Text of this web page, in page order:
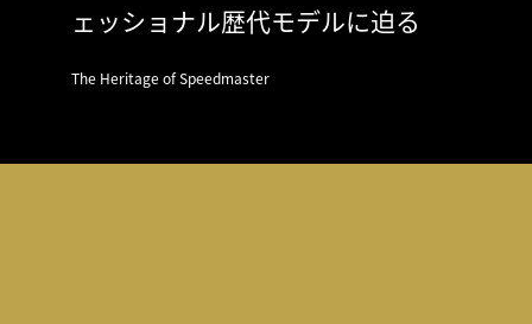
ェッショナル歴代モデルに迫る
The Heritage of Speedmaster